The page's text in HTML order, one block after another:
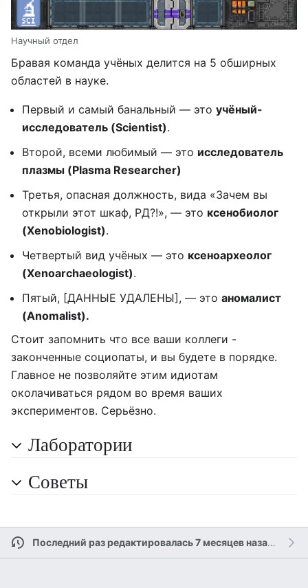
Научный отдел
Бравая команда учёных делится на 5 обширных
областей в науке.
Первый и самый банальный — это учёный-
исследователь (Scientist).
Второй, всеми любимый — это исследователь
плазмы (Plasma Researcher)
Третья, опасная должность, вида «Зачем вы
открыли этот шкаф, РД?!», — это ксенобиолог
(Xenobiologist).
Четвертый вид учёных — это ксеноархеолог
(Xenoarchaeologist).
Пятый, [ДАННЫЕ УДАЛЕНЫ], — это аномалист
(Anomalist).
Стоит запомнить что все ваши коллеги -
законченные социопаты, и вы будете в порядке.
Главное не позволяйте этим идиотам
околачиваться рядом во время ваших
экспериментов. Серьёзно.
Лаборатории
Советы
Последний раз редактировалась 7 месяцев назад